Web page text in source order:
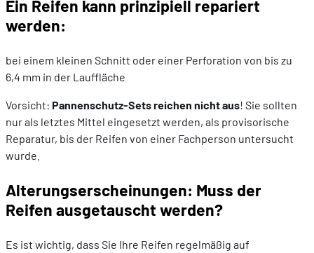
Ein Reifen kann prinzipiell repariert
werden:
bei einem kleinen Schnitt oder einer Perforation von bis zu
6,4 mm in der Lauffläche
Vorsicht: Pannenschutz-Sets reichen nicht aus! Sie sollten
nur als letztes Mittel eingesetzt werden, als provisorische
Reparatur, bis der Reifen von einer Fachperson untersucht
wurde.
Alterungserscheinungen: Muss der
Reifen ausgetauscht werden?
Es ist wichtig, dass Sie Ihre Reifen regelmäßig auf